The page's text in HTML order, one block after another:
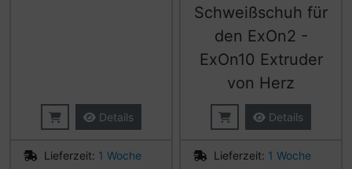
Details
Lieferzeit: 1 Woche
Schweißschuh für
den ExOn2 -
ExOn10 Extruder
von Herz
Details
Lieferzeit: 1 Woche